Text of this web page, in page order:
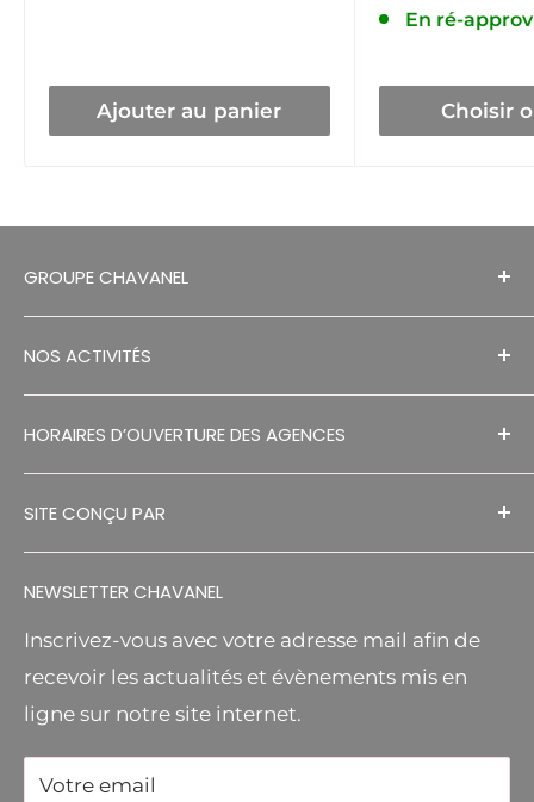
Ajouter au panier
En ré-
Choisir
GROUPE CHAVANEL
MENTIONS LÉGALES
RECRUTEMENTS
HISTORIQUE
CONTACT
RGPD
S.A.V
CGV
NOS ACTIVITÉS
SÉCHAGE EN GRANGE
ESPACES VERTS
MANUTENTION
MR BRICOLAGE RELAIS
AGRICOLE
HORAIRES D’OUVERTURE DES AGENCES
DECOUVREZ NOS AGENCES
NEWSLETTER CHAVANEL
Inscrivez-vous avec votre adresse mail afin de
recevoir les actualités et évènements mis en
ligne sur notre site internet.
Votre email
SITE CONÇU PAR
FA DESIGNS